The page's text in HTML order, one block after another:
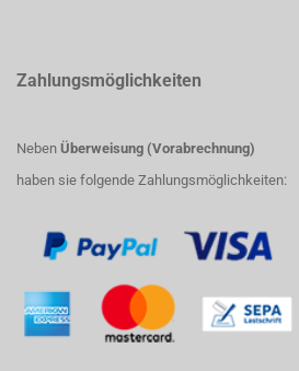
Zahlungsmöglichkeiten
Neben Überweisung (Vorabrechnung)
haben sie folgende Zahlungsmöglichkeiten: